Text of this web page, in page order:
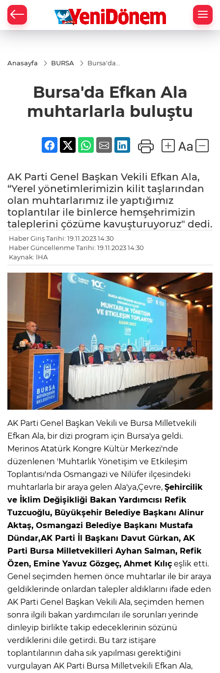
Anasayfa BURSA
Bursa'da
buluştu
Bursa'da Efkan Ala
muhtarlarla buluştu
AK Parti Genel Başkan Vekili Efkan Ala,
“Yerel yönetimlerimizin kilit taşlarından
olan muhtarlarımız ile yaptığımız
toplantılar ile binlerce hemşehrimizin
taleplerini çözüme kavuşturuyoruz" dedi.
Haber Giriş Tarihi: 19.11.2023 14:30
Haber Güncellenme Tarihi: 19.11.2023 14:30
Kaynak: İHA
AK Parti Genel Başkan Vekili ve Bursa Milletvekili
Efkan Ala, bir dizi program için Bursa'ya geldi.
Merinos Atatürk Kongre Kültür Merkezi'nde
düzenlenen 'Muhtarlık Yönetişim ve Etkileşim
Toplantısı'nda Osmangazi ve Nilüfer ilçesindeki
muhtarlarla bir araya gelen Ala'ya,Çevre, Şehircilik
ve İklim Değişikliği Bakan Yardımcısı Refik
Tuzcuoğlu, Büyükşehir Belediye Başkanı Alinur
Aktaş, Osmangazi Belediye Başkanı Mustafa
Dündar,AK Parti İl Başkanı Davut Gürkan, AK
Parti Bursa Milletvekilleri Ayhan Salman, Refik
Özen, Emine Yavuz Gözgeç, Ahmet Kılıç eşlik etti.
Genel seçimden hemen önce muhtarlar ile bir araya
geldiklerinde onlardan talepler aldıklarını ifade eden
AK Parti Genel Başkan Vekili Ala, seçimden hemen
sonra ilgili bakan yardımcıları ile sorunları yerinde
dinleyip birlikte takip edeceklerinin sözünü
verdiklerini dile getirdi. Bu tarz istişare
toplantılarının daha sık yapılması gerektiğini
vurgulayan AK Parti Bursa Milletvekili Efkan Ala,